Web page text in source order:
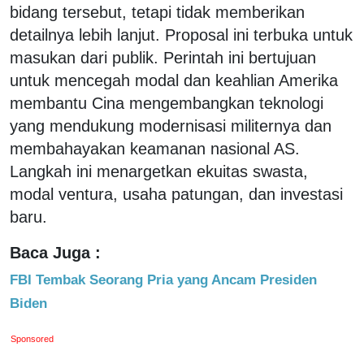
bidang tersebut, tetapi tidak memberikan
detailnya lebih lanjut. Proposal ini terbuka untuk
masukan dari publik. Perintah ini bertujuan
untuk mencegah modal dan keahlian Amerika
membantu Cina mengembangkan teknologi
yang mendukung modernisasi militernya dan
membahayakan keamanan nasional AS.
Langkah ini menargetkan ekuitas swasta,
modal ventura, usaha patungan, dan investasi
baru.
Baca Juga :
FBI Tembak Seorang Pria yang Ancam Presiden
Biden
Sponsored